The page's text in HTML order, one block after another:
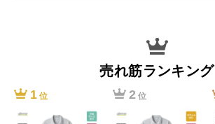
売れ筋ランキング
1位 2 位